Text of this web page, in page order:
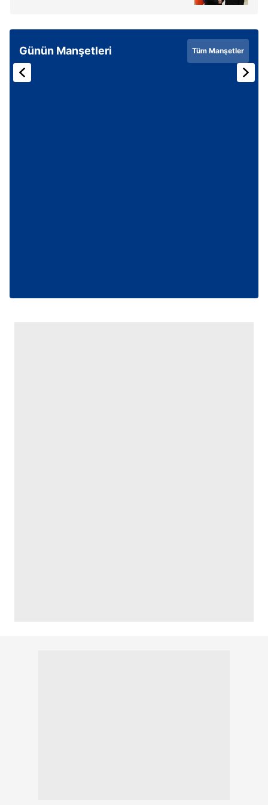
hazırlanmış Aydınlatma Metnimizi okumak ve sitemizde
ilgili mevzuata uygun olarak kullanılan çerezlerle ilgili bilgi
almak için lütfentıklayınız
Günün Manşetleri Tüm Manşetler